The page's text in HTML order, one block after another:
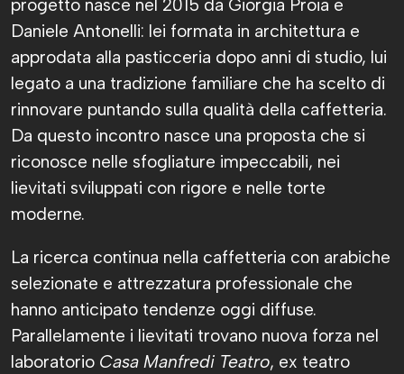
progetto nasce nel 2015 da Giorgia Proia e
Daniele Antonelli: lei formata in architettura e
approdata alla pasticceria dopo anni di studio, lui
legato a una tradizione familiare che ha scelto di
rinnovare puntando sulla qualità della caffetteria.
Da questo incontro nasce una proposta che si
riconosce nelle sfogliature impeccabili, nei
lievitati sviluppati con rigore e nelle torte
moderne.
La ricerca continua nella caffetteria con arabiche
selezionate e attrezzatura professionale che
hanno anticipato tendenze oggi diffuse.
Parallelamente i lievitati trovano nuova forza nel
laboratorio Casa Manfredi Teatro, ex teatro